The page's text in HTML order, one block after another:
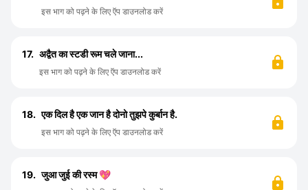
इस भाग को पढ़ने के लिए ऍप डाउनलोड करें
17. अद्वैत का स्टडी रूम चले जाना...
इस भाग को पढ़ने के लिए ऍप डाउनलोड करें
18. एक दिल है एक जान है दोनो तुझपे कुर्बान है.
इस भाग को पढ़ने के लिए ऍप डाउनलोड करें
19. जुआ जुई की रस्म 💖